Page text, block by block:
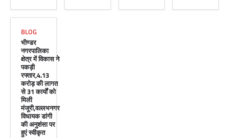
BLOG
भीण्डर
नगरपालिका
क्षेत्र में विकास ने
पकड़ी
रफ्तार,4.13
करोड़ की लागत
से 31 कार्यों को
मिली
मंजूरी,वल्लभनगर
विधायक डांगी
की अनुशंसा पर
हुएं स्वीकृत